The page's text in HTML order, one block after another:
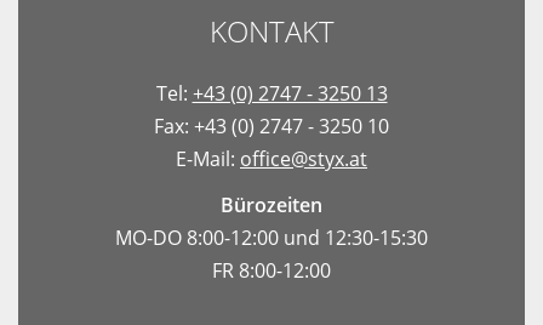
KONTAKT
Tel: +43 (0) 2747 - 3250 13
Fax: +43 (0) 2747 - 3250 10
E-Mail: office@styx.at
Bürozeiten
MO-DO 8:00-12:00 und 12:30-15:30
FR 8:00-12:00